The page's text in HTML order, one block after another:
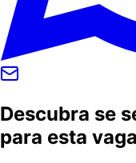
Descubra se
para esta vaga